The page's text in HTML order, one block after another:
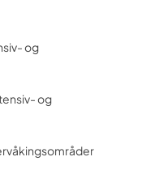
og
og